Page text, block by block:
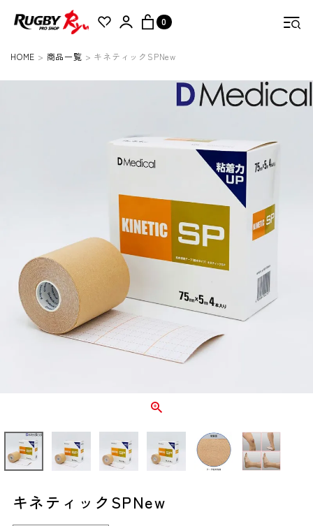
0
HOME 商品一覧 キネティックSPNew
キネティックSPNew